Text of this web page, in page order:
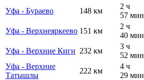
Уфа - Бураево
148 км
2 ч
57 мин
Уфа - Верхнеяркеево 151 км
2 ч
40 мин
Уфа - Верхние Киги 232 км
3 ч
52 мин
Уфа - Верхние
Татышлы
222 км
4 ч
29 мин